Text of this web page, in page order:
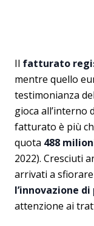
Il fatturato
mentre quello
testimonianza
gioca all’interno
fatturato è più
quota 488
2022). Cresciuti
arrivati a
l’innovazione
attenzione ai